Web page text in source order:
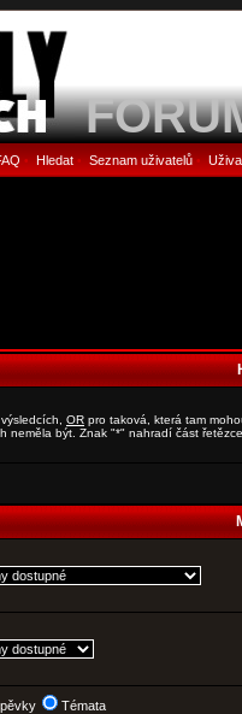
• Hledat• Seznam uživatelů•
OR pro taková, která tam
neměla být. Znak "*" nahradí část
Témata